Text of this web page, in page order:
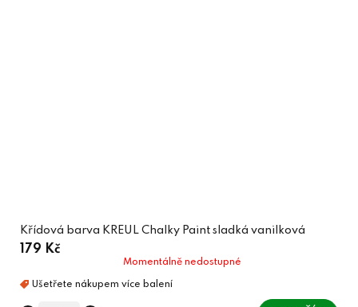
Křídová barva KREUL Chalky Paint sladká vanilková
179 Kč
Momentálně nedostupné